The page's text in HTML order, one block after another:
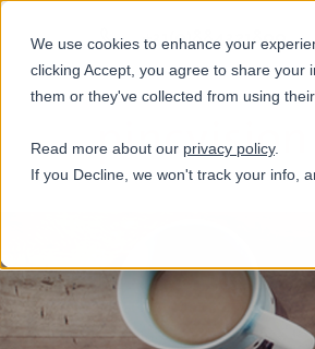
We use cookies to enhance your
clicking Accept, you agree to share your
them or they've collected from using their
Read more about our privacy policy.
If you Decline, we won't track your info,
+31(0)884321800